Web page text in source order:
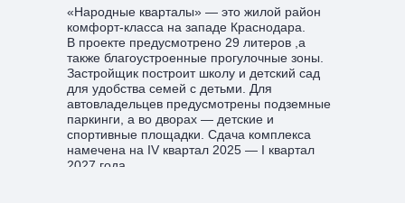
«Народные кварталы» — это жилой район
комфорт-класса на западе Краснодара.
В проекте предусмотрено 29 литеров ,а
также благоустроенные прогулочные зоны.
Застройщик построит школу и детский сад
для удобства семей с детьми. Для
автовладельцев предусмотрены подземные
паркинги, а во дворах — детские и
спортивные площадки. Сдача комплекса
намечена на IV квартал 2025 — I квартал
2027 года.